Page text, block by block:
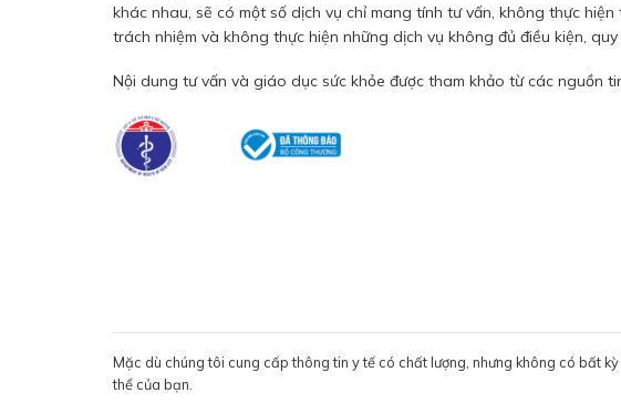
khác nhau, sẽ có một số dịch vụ chỉ mang tính tư vấn, không thực
trách nhiệm và không thực hiện những dịch vụ không đủ điều kiện,
Nội dung tư vấn và giáo dục sức khỏe được tham khảo từ các nguồn
Mặc dù chúng tôi cung cấp thông tin y tế có chất lượng, nhưng không có bất
thể của bạn.